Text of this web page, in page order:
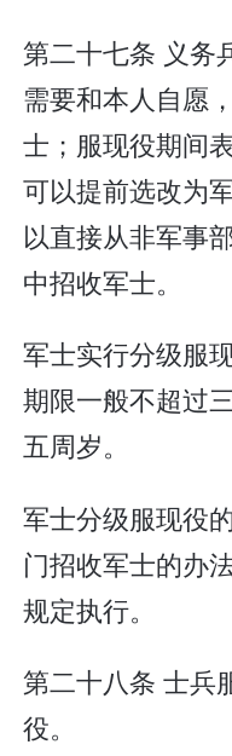
第二十七条 义务
需要和本人自愿
士；服现役期间
可以提前选改为
以直接从非军事
中招收军士。
军士实行分级服
期限一般不超过
五周岁。
军士分级服现役
门招收军士的办
规定执行。
第二十八条 士兵
役。